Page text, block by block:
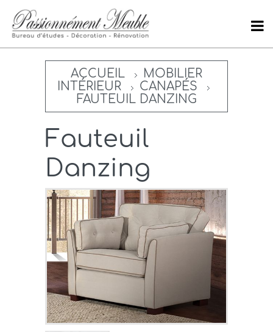
ACCUEIL
MOBILIER
INTÉRIEUR
CANAPÉS
FAUTEUIL DANZING
Fauteuil
Danzing